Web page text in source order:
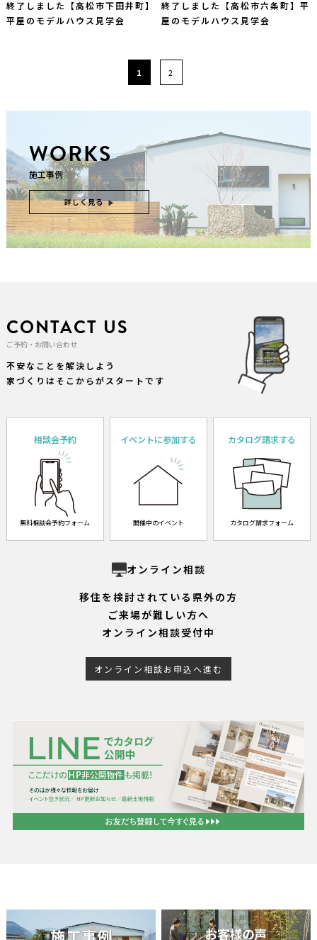
終了しました【高松市下田井町】
平屋のモデルハウス見学会
終了しました【高松市六条町】平
屋のモデルハウス見学会
1 2
WORKS
施工事例
詳しく見る
CONTACT US
ご予約・お問い合わせ
不安なことを解決しよう
家づくりはそこからがスタートです
相談会予約
無料相談会予約フォーム
イベントに参加する
開催中のイベント
カタログ請求する
カタログ請求フォーム
オンライン相談
移住を検討されている県外の方
ご来場が難しい方へ
オンライン相談受付中
オンライン相談お申込へ進む